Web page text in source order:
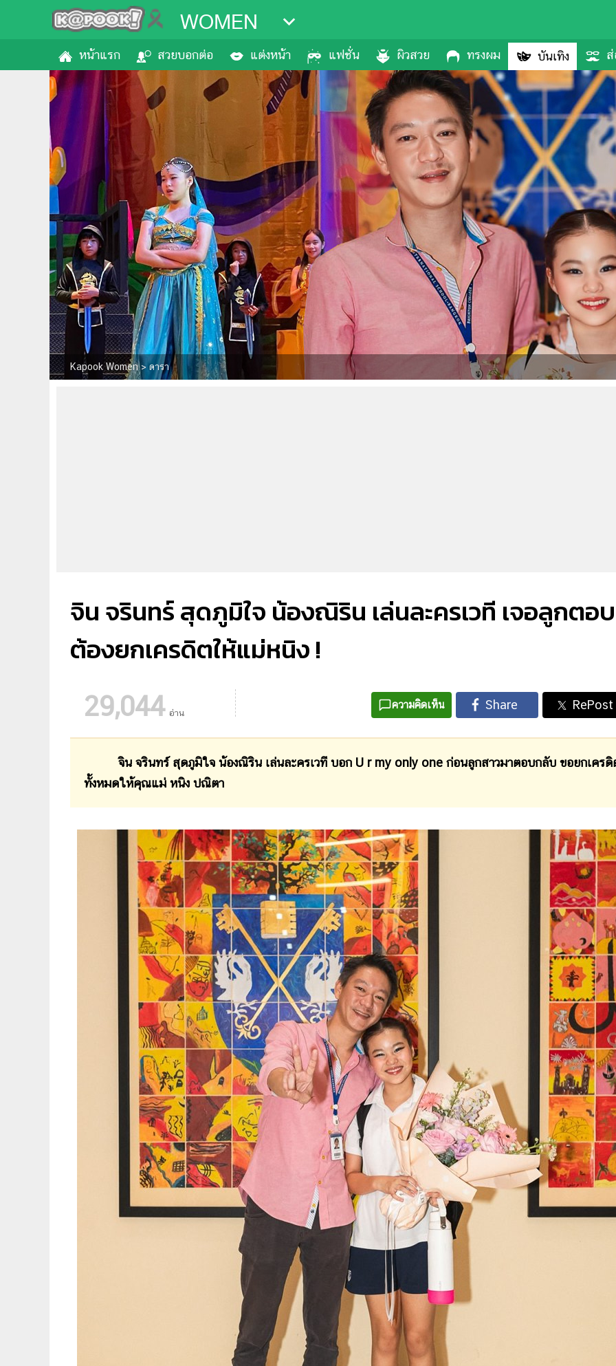
WOMEN
หน้าแรก สวยบอกต่อ แต่งหน้า แฟชั่น ผิวสวย ทรงผม บันเทิง
Kapook Women> ดารา
จิน จรินทร์ สุดภูมิใจ น้องณิริน เล่นละครเวที เจอลูกตอบ
ต้องยกเครดิตให้แม่หนิง !
29,044 อ่าน
ความคิดเห็น
จิน จรินทร์ สุดภูมิใจ น้องณิริน เล่นละครเวที บอก U r my only one ก่อนลูกสาวมาตอบกลับ ขอยกเครดิ
ทั้งหมดให้คุณแม่ หนิง ปณิตา